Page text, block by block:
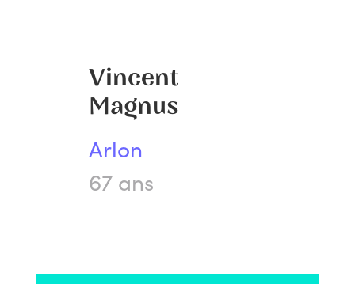
Vincent
Magnus
Arlon
67 ans